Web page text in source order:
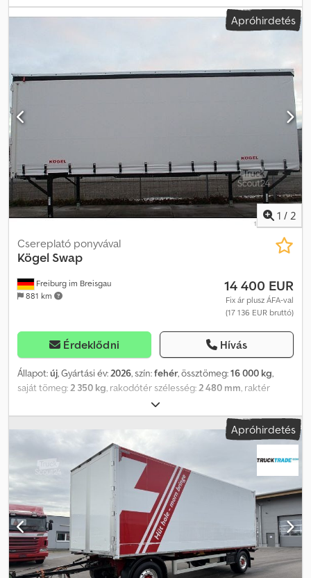
év:2020, CSERÉLŐ FELÉPÍTMÉNY DOBOZOS SCHMITZ WKSTG
745 / BDF Gyártó: SCHMITZ Üzembe helyezés éve: 2020 Cjdpfxjh
Felépítmény színe: fehér Alváz színe: fehér Szinte újszerű doboz /
RÖGZÍTŐGYŰRŰK a rakodófelületen Parkolási magasság: 1100–
1300 mm Targoncával terhelhető: max. 5 460 kg Hátsó bejárat
kéttengelyes futómű nem eladó! Minden adat tájékoztató jellegű,
az értékesítés jogát fenntartjuk! Amennyiben kérdése van ehhez
vagy bármely más gépjárműhöz, kérjük, hívjon minket!
Apróhirdetés
1 / 2
Freiburg im Breisgau
881 km
Csereplató ponyvával
Kögel Swap
14 400 EUR
Fix ár plusz ÁFA-val
(17 136 EUR bruttó)
Érdeklődni Hívás
Állapot:új, Gyártási év:2026, szín:fehér, össztömeg:16 000 kg,
saját tömeg:2 350 kg, rakodótér szélesség:2 480 mm, raktér
, raktérmagasság:
Swap, Kögel SWAP cserefelépítmény / ponyvás tolóoldal: - Új
jármű - Megengedett össztömeg: 16 000 kg, saját tömeg kb. 13
600 kg - Oldalsó átrakási magasság kb. 2 430 mm (Midi változatban
kb. 2 680 mm felár ellenében) - Tető alatti belmagasság kb. 2 510
mm (Midi: kb. 2 780 mm) - Támasztási magasság DIN EN 284 szerint,
kb. 1 320 mm - Típus: C745 - 4 db állítható támasztóláb, 1 020-1 320
mm - Fellépő létra hátul - 30 mm vastag lapos padló - Gyorsrögzítő
szerkezet elöl és hátul az oldalsó ponyvához - Rakományrögzítési
tanúsítvány EN 12642 XL (VDI 2700) szabvány szerint -
Duplaszárnyú hátsó ajtó, kb. 2 480 mm - Oldalsó tolószerkezetek -
3 sor V-alumínium betétléc oldalt - Vario-Fix acél perforált külső
Apróhirdetés